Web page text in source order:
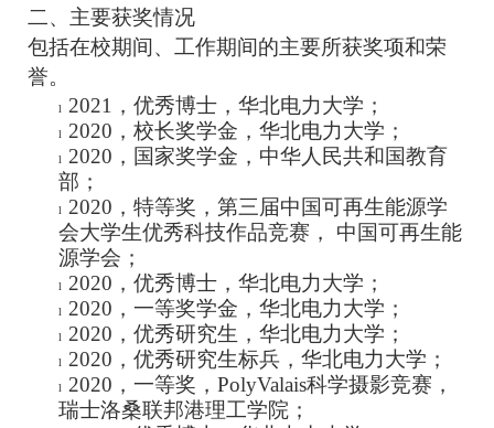
二、主要获奖情况
包括在校期间、工作期间的主要所获奖项和荣
誉。
l 2021 ， 优秀博士 ，华北电力大学；
l 2020 ， 校长奖学金 ，华北电力大学；
l 2020 ， 国家奖学金 ，中华人民共和国教育
部；
l 2020 ， 特等奖 ，第三届中国可再生能源学
会大学生优秀科技作品竞赛， 中国可再生能
源学会；
l 2020 ， 优秀博士 ，华北电力大学；
l 2020 ， 一等奖学金 ，华北电力大学；
l 2020 ， 优秀研究生 ，华北电力大学；
l 2020 ， 优秀研究生标兵 ，华北电力大学；
l 2020 ， 一等奖 ，PolyValais科学摄影竞赛，
瑞士洛桑联邦港理工学院；